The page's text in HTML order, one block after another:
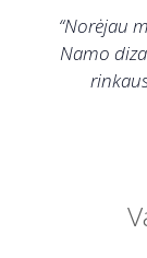
“Norėjau
Namo